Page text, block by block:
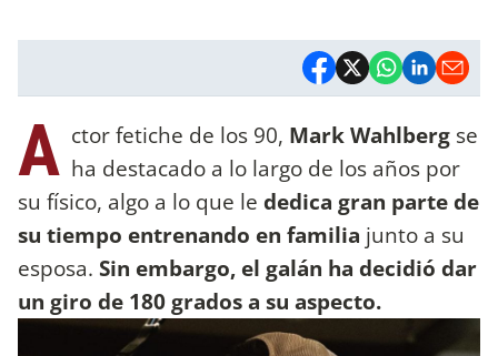
A ctor fetiche de los 90, Mark Wahlberg se
ha destacado a lo largo de los años por
su físico, algo a lo que le dedica gran parte de
su tiempo entrenando en familia junto a su
esposa. Sin embargo, el galán ha decidió dar
un giro de 180 grados a su aspecto.